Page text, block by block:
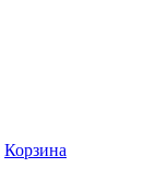
Корзина